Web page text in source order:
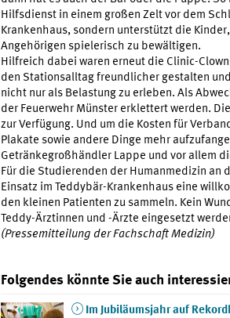
Hilfsdienst in einem großen Zelt vor dem
Krankenhaus, sondern unterstützt die
Angehörigen spielerisch zu bewältigen.
Hilfreich dabei waren erneut die Clinic-
den Stationsalltag freundlicher gestalten
nicht nur als Belastung zu erleben. Als
der Feuerwehr Münster erklettert werden.
zur Verfügung. Und um die Kosten für
Plakate sowie andere Dinge mehr
Getränkegroßhändler Lappe und vor allem
Für die Studierenden der Humanmedizin an
Einsatz im Teddybär-Krankenhaus eine
den kleinen Patienten zu sammeln. Kein
Teddy-Ärztinnen und -Ärzte eingesetzt
(Pressemitteilung der Fachschaft Medizin)
Folgendes könnte Sie auch
Im Jubiläumsjahr auf